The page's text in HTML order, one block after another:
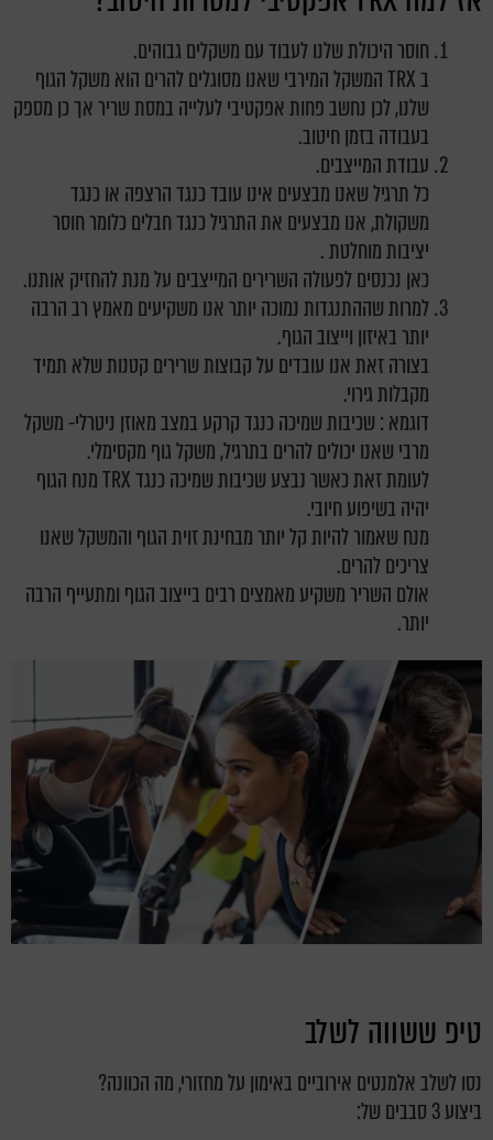
חוסר היכולת שלנו לעבוד עם משקלים גבוהים.
ב TRX המשקל המירבי שאנו מסוגלים להרים הוא משקל הגוף
שלנו, לכן נחשב פחות אפקטיבי לעלייה במסת שריר אך כן מספק
בעבודה בזמן חיטוב.
עבודת המייצבים.
כל תרגיל שאנו מבצעים אינו עובד כנגד הרצפה או כנגד
משקולת, אנו מבצעים את התרגיל כנגד חבלים כלומר חוסר
יציבות מוחלטת .
כאן נכנסים לפעולה השרירים המייצבים על מנת להחזיק אותנו.
למרות שההתנגדות נמוכה יותר אנו משקיעים מאמץ רב הרבה
יותר באיזון וייצוב הגוף.
בצורה זאת אנו עובדים על קבוצות שרירים קטנות שלא תמיד
מקבלות גירוי.
דוגמא : שכיבות שמיכה כנגד קרקע במצב מאוזן ניטרלי- משקל
מרבי שאנו יכולים להרים בתרגיל, משקל גוף מקסימלי.
לעומת זאת כאשר נבצע שכיבות שמיכה כנגד TRX מנח הגוף
יהיה בשיפוע חיובי.
מנח שאמור להיות קל יותר מבחינת זוית הגוף והמשקל שאנו
צריכים להרים.
אולם השריר משקיע מאמצים רבים בייצוב הגוף ומתעייף הרבה
יותר.
טיפ ששווה לשלב
נסו לשלב אלמנטים אירוביים באימון על מחזורי, מה הכוונה?
ביצוע 3 סבבים של: